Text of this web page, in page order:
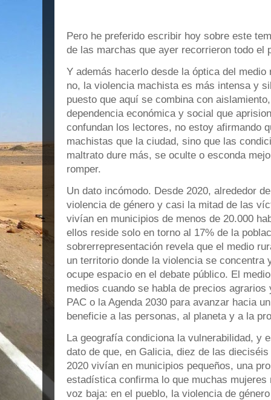
Pero he preferido escribir hoy sobre este
de las marchas que ayer recorrieron todo el
Y además hacerlo desde la óptica del
no, la violencia machista es más intensa y
puesto que aquí se combina con
dependencia económica y social que
confundan los lectores, no estoy afirmando
machistas que la ciudad, sino que las
maltrato dure más, se oculte o esconda
romper.
Un dato incómodo. Desde 2020, alrededor
violencia de género y casi la mitad de las
vivían en municipios de menos de 20.000
ellos reside solo en torno al 17% de la
sobrerrepresentación revela que el medio
un territorio donde la violencia se concentra
ocupe espacio en el debate público. El
medios cuando se habla de precios
PAC o la Agenda 2030 para avanzar hacia
beneficie a las personas, al planeta y a la
La geografía condiciona la vulnerabilidad, y
dato de que, en Galicia, diez de las
2020 vivían en municipios pequeños, una
estadística confirma lo que muchas
voz baja: en el pueblo, la violencia de